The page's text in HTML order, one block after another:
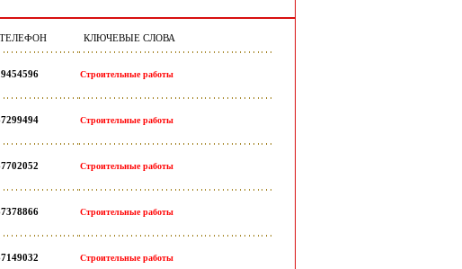
ТЕЛЕФОН КЛЮЧЕВЫЕ СЛОВА
Строительные работы
Строительные работы
Строительные работы
Строительные работы
Строительные работы